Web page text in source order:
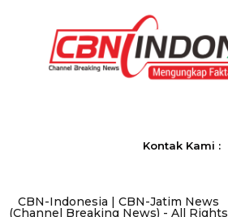
Kontak Kami :
CBN-Indonesia | CBN-Jatim News
(Channel Breaking News) - All Rights